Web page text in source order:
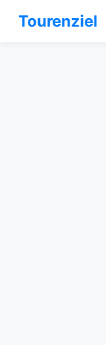
Tourenziel